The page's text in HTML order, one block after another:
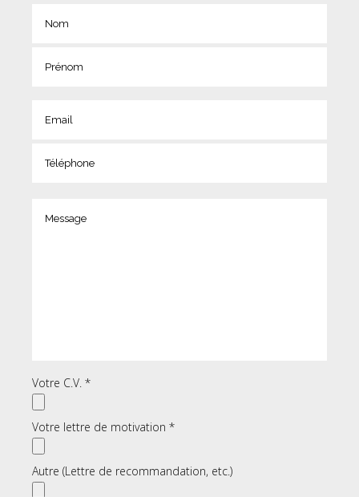
Votre C.V. *
Votre lettre de motivation *
Autre (Lettre de recommandation, etc.)